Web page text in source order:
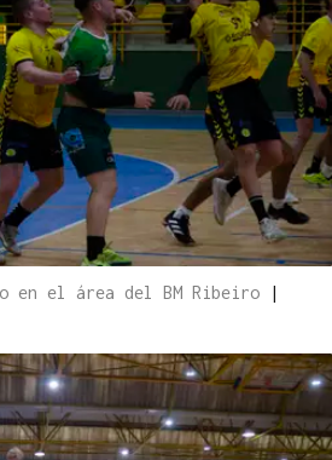
en el área del BM Ribeiro
|